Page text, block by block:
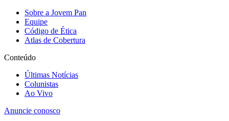
Sobre a Jovem Pan
Equipe
Código de Ética
Atlas de Cobertura
Conteúdo
Últimas Notícias
Colunistas
Ao Vivo
Anuncie conosco